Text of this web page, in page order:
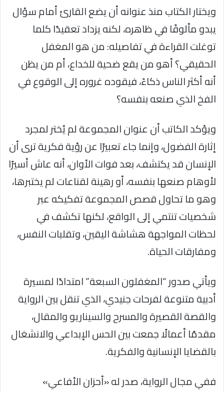
ويختار الكتاب منذ عنوانه أن يضع القارئ أمام سؤال
يبدو مألوفًا في ظاهره، لكنه يزداد تعقيدًا كلما
توغلت القراءة في تفاصيله: من هو المغفل
الحقيقي؟ أهو من يقع ضحية للخداع، أم من يظن
أنه أكثر الناس ذكاءً، فيقوده غروره إلى الوقوع في
الفخ الذي صنعه بنفسه؟
ويؤكد الكاتب أن عنوان المجموعة لم يُختر لمجرد
إثارة الفضول، وإنما جاء تعبيرًا عن رؤية فكرية ترى أن
الإنسان قد يكتشف، بعد فوات الأوان، أنه عاش أسيرًا
لأوهام صنعها بنفسه، أو رهينة لقناعات لم يختبرها،
وهو ما تحاول قصص المجموعة تفكيكه عبر
شخصيات تنتمي إلى الواقع، لكنها تكشف في
لحظات المواجهة هشاشة اليقين، وتقلبات النفس،
ومفارقات الحياة.
ويأتي صدور “المغفلون السبعة” امتدادًا لمسيرة
أدبية متنوعة لفرحات جنيدي، الذي تنقل بين الرواية
والقصة القصيرة والمسرح والسيناريو والمقال،
مقدمًا أعمالًا جمعت بين الحس الإبداعي والانشغال
بالقضايا الإنسانية والفكرية.
ففي مجال الرواية، صدر له «أحزان الأفاعي»